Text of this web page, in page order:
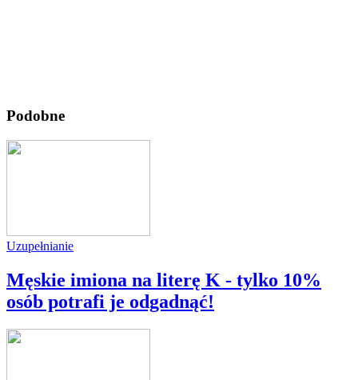
Podobne
Uzupełnianie
Męskie imiona na literę K - tylko 10%
osób potrafi je odgadnąć!